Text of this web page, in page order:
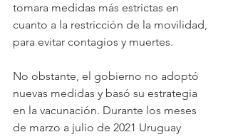
tomara medidas más estrictas en
cuanto a la restricción de la movilidad,
para evitar contagios y muertes.
No obstante, el gobierno no adoptó
nuevas medidas y basó su estrategia
en la vacunación. Durante los meses
de marzo a julio de 2021 Uruguay